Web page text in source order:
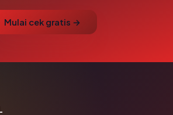
Mulai cek gratis →